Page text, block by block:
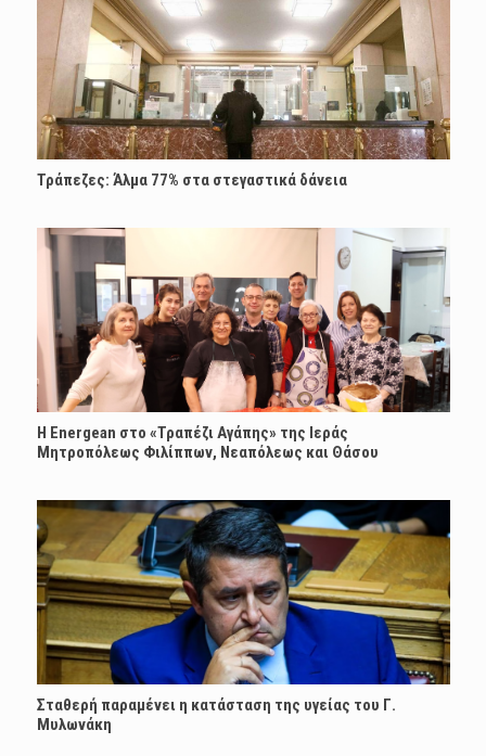
Τράπεζες: Άλμα 77% στα στεγαστικά δάνεια
H Energean στο «Τραπέζι Αγάπης» της Ιεράς
Μητροπόλεως Φιλίππων, Νεαπόλεως και Θάσου
Σταθερή παραμένει η κατάσταση της υγείας του Γ.
Μυλωνάκη